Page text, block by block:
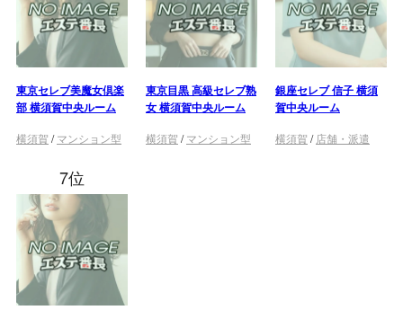
東京セレブ美魔女倶楽
部 横須賀中央ルーム
横須賀 /マンション型
東京目黒 高級セレブ熟
女 横須賀中央ルーム
横須賀 /マンション型
銀座セレブ 信子 横須
賀中央ルーム
横須賀 / 店舗・派遣
7位